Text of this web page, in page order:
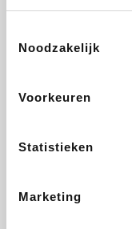
Noodzakelijk
Voorkeuren
Statistieken
Marketing
CheapTickets.be